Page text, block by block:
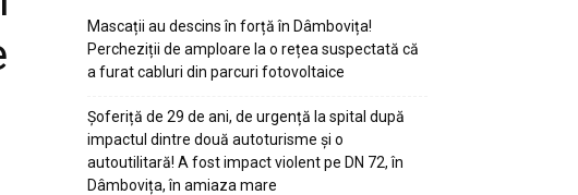
Mascații au descins în forță în Dâmbovița!
Percheziții de amploare la o rețea suspectată că
a furat cabluri din parcuri fotovoltaice
Șoferiță de 29 de ani, de urgență la spital după
impactul dintre două autoturisme și o
autoutilitară! A fost impact violent pe DN 72, în
Dâmbovița, în amiaza mare